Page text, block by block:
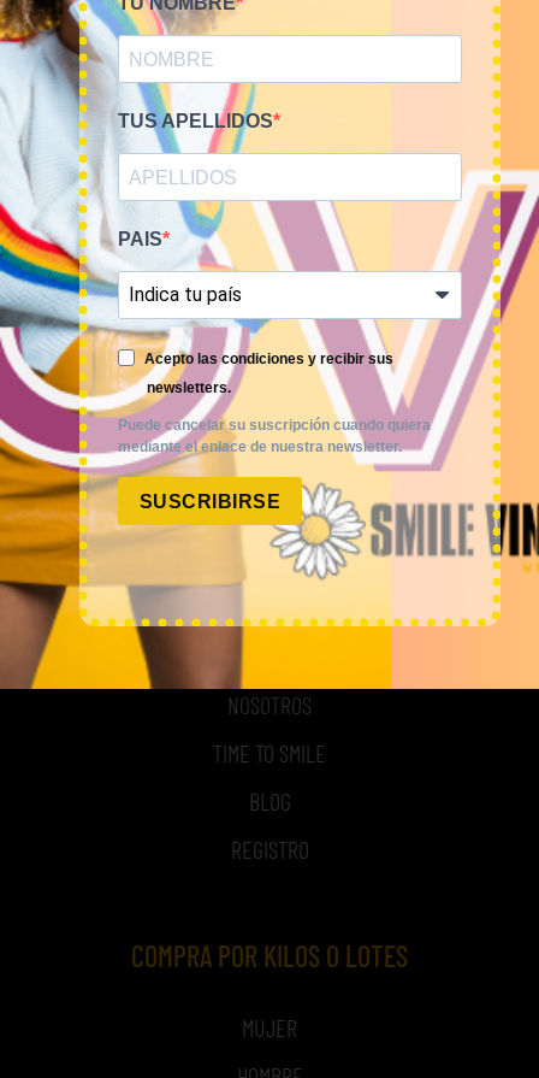
Smile Vintage es una empresa mayorista con una amplia
trayectoria internacional que cuenta con un equipo
experimentado y especializado en el sector de la moda.
MI CUENTA
NOSOTROS
TIME TO SMILE
BLOG
REGISTRO
COMPRA POR KILOS O LOTES
MUJER
TUS APELLIDOS
PAIS
Acepto las condiciones y recibir sus
newsletters.
Puede cancelar su suscripción cuando quiera
mediante el enlace de nuestra newsletter.
SUSCRIBIRSE